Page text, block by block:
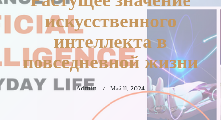
искусственного
интеллекта в
повседневной жизни
Admin Май 11, 2024